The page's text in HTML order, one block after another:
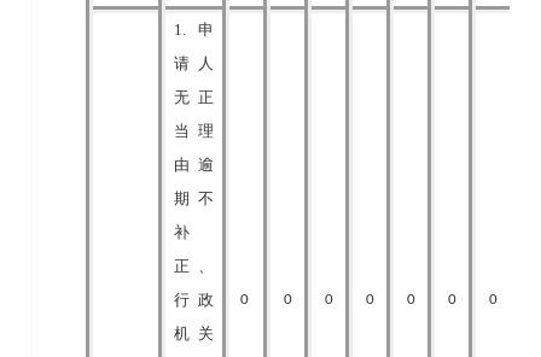
1.申
请人
无正
当理
由逾
期不
补
正、
行政
机关
0 0 0 0 0 0 0